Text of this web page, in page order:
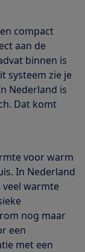
compact
aan de
binnen is
systeem zie je
Nederland is
Dat komt
voor warm
In Nederland
veel warmte
nog maar
een
met een